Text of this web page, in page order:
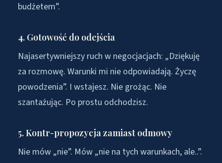
budżetem”.
4. Gotowość do odejścia
Najasertywniejszy ruch w negocjacjach: „Dziękuję
za rozmowę. Warunki mi nie odpowiadają. Życzę
powodzenia”. I wstajesz. Nie grożąc. Nie
szantażując. Po prostu odchodzisz.
5. Kontr-propozycja zamiast odmowy
Nie mów „nie”. Mów „nie na tych warunkach, ale..”.